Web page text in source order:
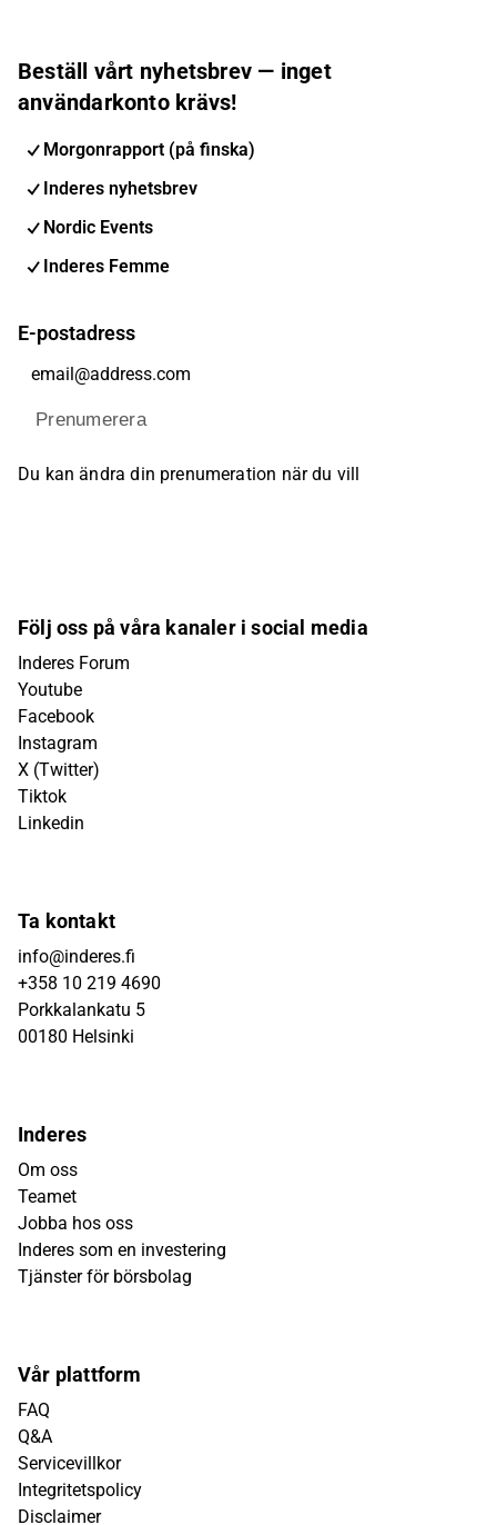
Beställ vårt nyhetsbrev — inget
användarkonto krävs!
Morgonrapport (på finska)
Inderes nyhetsbrev
Nordic Events
Inderes Femme
E-postadress
Prenumerera
Du kan ändra din prenumeration när du vill
Följ oss på våra kanaler i social media
Inderes Forum
Youtube
Facebook
Instagram
X (Twitter)
Tiktok
Linkedin
Ta kontakt
info@inderes.fi
+358 10 219 4690
Porkkalankatu 5
00180 Helsinki
Inderes
Om oss
Teamet
Jobba hos oss
Inderes som en investering
Tjänster för börsbolag
Vår plattform
FAQ
Q&A
Servicevillkor
Integritetspolicy
Disclaimer